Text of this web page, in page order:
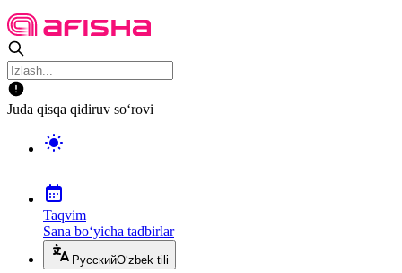
Juda qisqa qidiruv so‘rovi
Taqvim
Sana bo‘yicha tadbirlar
РусскийO‘zbek tili